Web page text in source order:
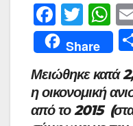
F
a
c
e
b
T
w
itt
er
W
h
at
s
A
Share
Μειώθηκε κατά
η οικονομική
από το 2015